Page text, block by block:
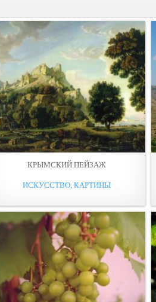
КРЫМСКИЙ ПЕЙЗАЖ
ИСКУССТВО, КАРТИНЫ